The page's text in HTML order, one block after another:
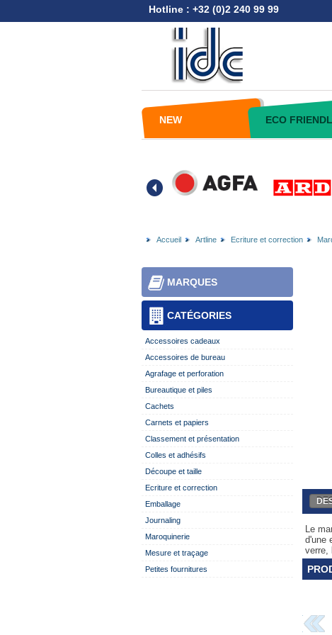
Hotline : +32 (0)2 240 99 99
NEW ECO
Accueil Artline Ecriture et correction
CATÉGORIES
MARQUES
Accessoires cadeaux
Accessoires de bureau
Agrafage et perforation
Bureautique et piles
Cachets
Carnets et papiers
Classement et présentation
Colles et adhésifs
Découpe et taille
Ecriture et correction
Emballage
Journaling
Maroquinerie
Mesure et traçage
Petites fournitures
Le
d'une
verre,